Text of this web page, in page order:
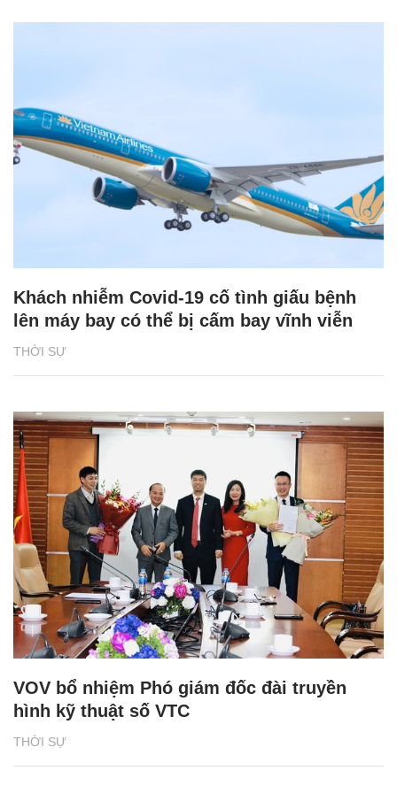
THỜI SỰ
Khách nhiễm Covid-19 cố tình giấu bệnh
lên máy bay có thể bị cấm bay vĩnh viễn
THỜI SỰ
VOV bổ nhiệm Phó giám đốc đài truyền
hình kỹ thuật số VTC